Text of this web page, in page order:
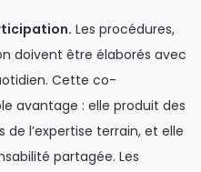
Les procédures,
doivent être élaborés avec
Cette co-
avantage : elle produit des
l’expertise terrain, et elle
partagée. Les